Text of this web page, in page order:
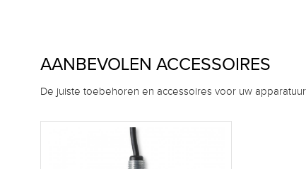
AANBEVOLEN ACCESSOIRES
De juiste toebehoren en accessoires voor uw